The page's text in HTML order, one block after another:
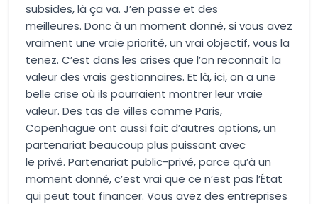
subsides, là ça va. J’en passe et des
meilleures. Donc à un moment donné, si vous avez
vraiment une vraie priorité, un vrai objectif, vous la
tenez. C’est dans les crises que l’on reconnaît la
valeur des vrais gestionnaires. Et là, ici, on a une
belle crise où ils pourraient montrer leur vraie
valeur. Des tas de villes comme Paris,
Copenhague ont aussi fait d’autres options, un
partenariat beaucoup plus puissant avec
le privé. Partenariat public-privé, parce qu’à un
moment donné, c’est vrai que ce n’est pas l’État
qui peut tout financer. Vous avez des entreprises